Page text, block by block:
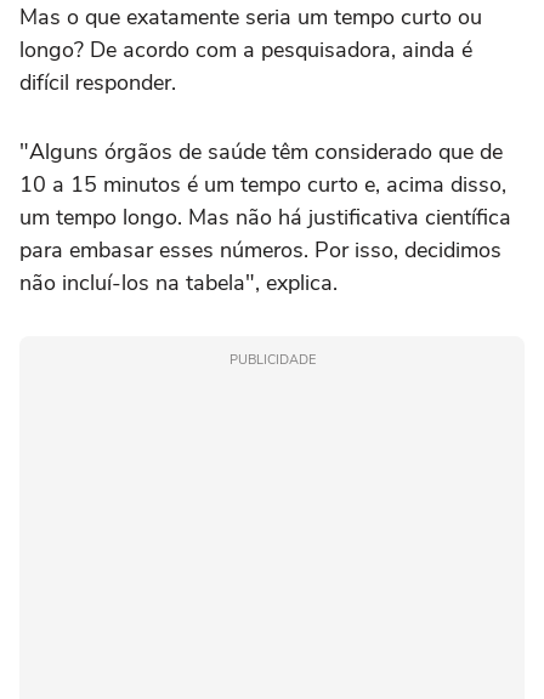
Mas o que exatamente seria um tempo curto ou
longo? De acordo com a pesquisadora, ainda é
difícil responder.
"Alguns órgãos de saúde têm considerado que de
10 a 15 minutos é um tempo curto e, acima disso,
um tempo longo. Mas não há justificativa científica
para embasar esses números. Por isso, decidimos
não incluí-los na tabela", explica.
PUBLICIDADE